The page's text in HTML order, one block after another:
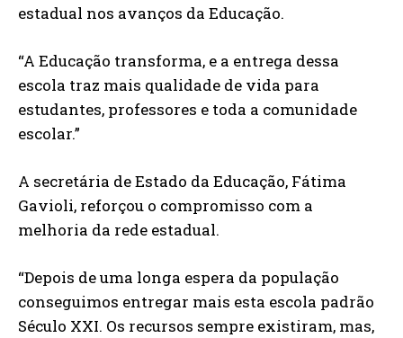
estadual nos avanços da Educação.
“A Educação transforma, e a entrega dessa
escola traz mais qualidade de vida para
estudantes, professores e toda a comunidade
escolar.”
A secretária de Estado da Educação, Fátima
Gavioli, reforçou o compromisso com a
melhoria da rede estadual.
“Depois de uma longa espera da população
conseguimos entregar mais esta escola padrão
Século XXI. Os recursos sempre existiram, mas,